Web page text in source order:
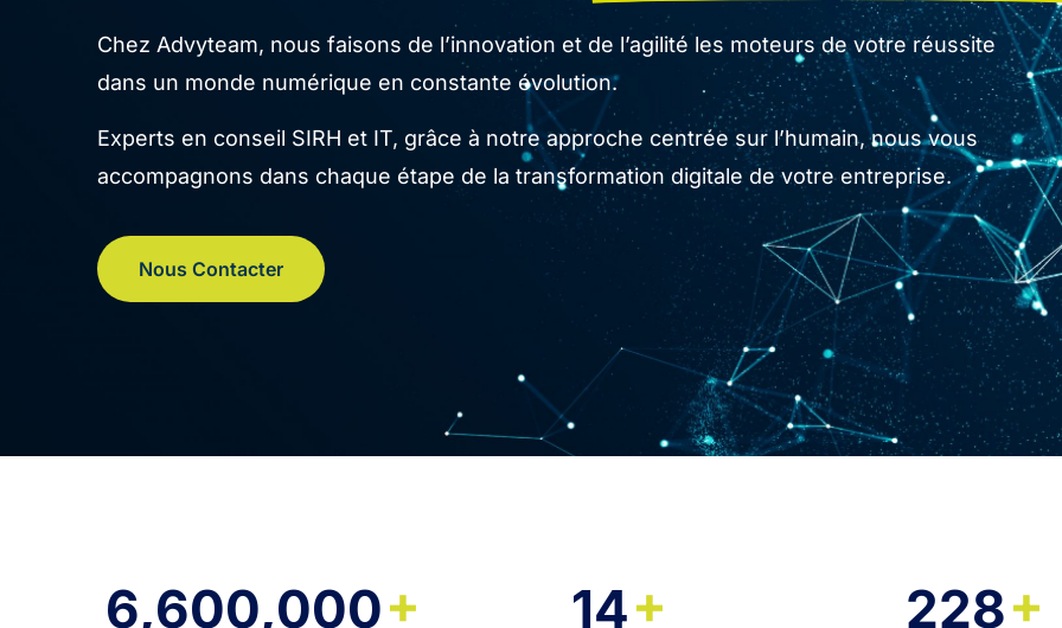
Chez Advyteam, nous faisons de l’innovation et de l’agilité les moteurs de votre réussite
dans un monde numérique en constante évolution.
Experts en conseil SIRH et IT, grâce à notre approche centrée sur l’humain, nous vous
accompagnons dans chaque étape de la transformation digitale de votre entreprise.
Nous Contacter
6,600,000+ 14+ 228+